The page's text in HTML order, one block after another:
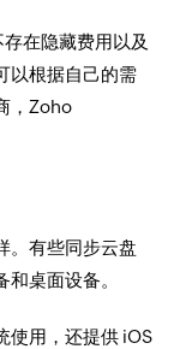
在隐藏费用以及
以根据自己的需
，Zoho
。有些同步云盘
桌面设备。
用，还提供 iOS